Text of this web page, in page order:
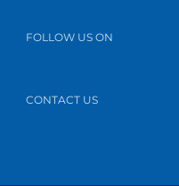
FOLLOW US ON
CONTACT US